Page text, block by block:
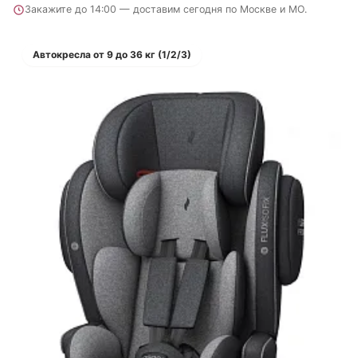
Закажите до 14:00 — доставим сегодня по Москве и МО.
Автокресла от 9 до 36 кг (1/2/3)